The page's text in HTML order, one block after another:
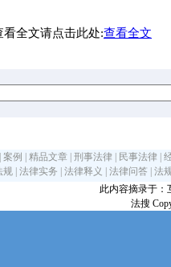
看全文请点击此处:查看全文
案例 精品文章 刑事法律 民事法律
规 法律实务 法律释义 法律问答
法
此内容摘录于：
法搜